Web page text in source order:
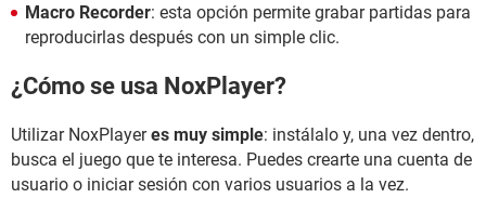
Macro Recorder: esta opción permite grabar partidas para
reproducirlas después con un simple clic.
¿Cómo se usa NoxPlayer?
Utilizar NoxPlayeres muy simple: instálalo y, una vez dentro,
busca el juego que te interesa. Puedes crearte una cuenta de
usuario o iniciar sesión con varios usuarios a la vez.